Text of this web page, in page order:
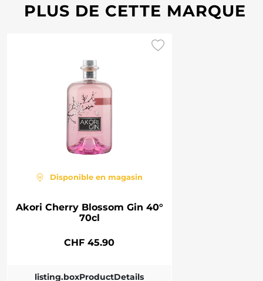
PLUS DE CETTE MARQUE
Disponible en magasin
Akori Cherry Blossom Gin 40°
70cl
CHF 45.90
listing.boxProductDetails